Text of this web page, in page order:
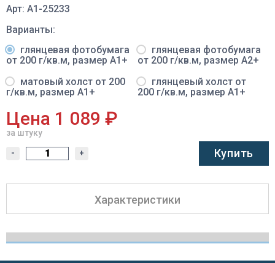
Арт: A1-25233
Варианты:
глянцевая фотобумага
от 200 г/кв.м, размер A1+
глянцевая фотобумага
от 200 г/кв.м, размер A2+
матовый холст от 200
г/кв.м, размер A1+
глянцевый холст от
200 г/кв.м, размер A1+
Цена 1 089 ₽
за штуку
- + Купить
Характеристики